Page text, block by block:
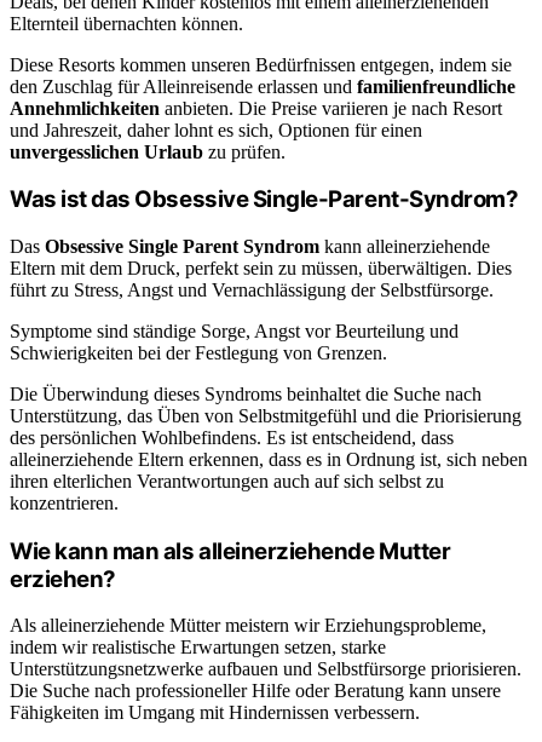
Elternteil übernachten können.
Diese Resorts kommen unseren Bedürfnissen entgegen, indem sie
den Zuschlag für Alleinreisende erlassen und familienfreundliche
Annehmlichkeiten anbieten. Die Preise variieren je nach Resort
und Jahreszeit, daher lohnt es sich, Optionen für einen
unvergesslichen Urlaub zu prüfen.
Was ist das Obsessive Single-Parent-Syndrom?
Das Obsessive Single Parent Syndrom kann alleinerziehende
Eltern mit dem Druck, perfekt sein zu müssen, überwältigen. Dies
führt zu Stress, Angst und Vernachlässigung der Selbstfürsorge.
Symptome sind ständige Sorge, Angst vor Beurteilung und
Schwierigkeiten bei der Festlegung von Grenzen.
Die Überwindung dieses Syndroms beinhaltet die Suche nach
Unterstützung, das Üben von Selbstmitgefühl und die Priorisierung
des persönlichen Wohlbefindens. Es ist entscheidend, dass
alleinerziehende Eltern erkennen, dass es in Ordnung ist, sich neben
ihren elterlichen Verantwortungen auch auf sich selbst zu
konzentrieren.
Wie kann man als alleinerziehende Mutter
erziehen?
Als alleinerziehende Mütter meistern wir Erziehungsprobleme,
indem wir realistische Erwartungen setzen, starke
Unterstützungsnetzwerke aufbauen und Selbstfürsorge priorisieren.
Die Suche nach professioneller Hilfe oder Beratung kann unsere
Fähigkeiten im Umgang mit Hindernissen verbessern.